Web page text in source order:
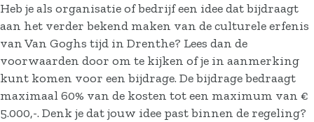
Heb je als organisatie of bedrijf een idee dat bijdraagt
aan het verder bekend maken van de culturele erfenis
van Van Goghs tijd in Drenthe? Lees dan de
voorwaarden door om te kijken of je in aanmerking
kunt komen voor een bijdrage. De bijdrage bedraagt
maximaal 60% van de kosten tot een maximum van €
5.000,-. Denk je dat jouw idee past binnen de regeling?